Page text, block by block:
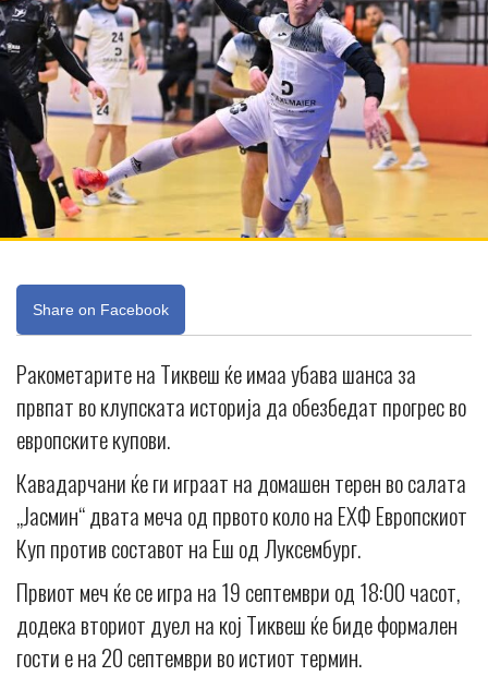
Share on Facebook
Ракометарите на Тиквеш ќе имаа убава шанса за
првпат во клупската историја да обезбедат прогрес во
европските купови.
Кавадарчани ќе ги играат на домашен терен во салата
„Јасмин“ двата меча од првото коло на ЕХФ Европскиот
Куп против составот на Еш од Луксембург.
Првиот меч ќе се игра на 19 септември од 18:00 часот,
додека вториот дуел на кој Тиквеш ќе биде формален
гости е на 20 септември во истиот термин.